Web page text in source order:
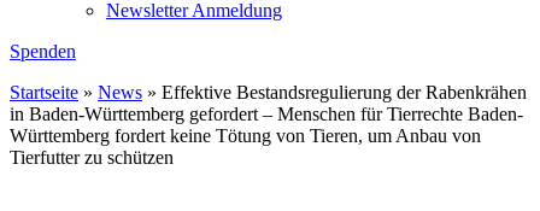
Newsletter Anmeldung
Spenden
Startseite » News » Effektive Bestandsregulierung der Rabenkrähen
in Baden-Württemberg gefordert – Menschen für Tierrechte Baden-
Württemberg fordert keine Tötung von Tieren, um Anbau von
Tierfutter zu schützen